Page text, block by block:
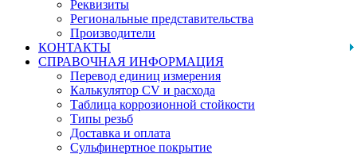
Реквизиты
Региональные представительства
Производители
КОНТАКТЫ
СПРАВОЧНАЯ ИНФОРМАЦИЯ
Перевод единиц измерения
Калькулятор CV и расхода
Таблица коррозионной стойкости
Типы резьб
Доставка и оплата
Сульфинертное покрытие